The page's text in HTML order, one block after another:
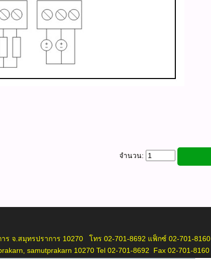
จำนวน:
มุทรปราการ 10270 โทร 02-701-8692 แฟ็กซ์ 02-701-8160
samutprakarn 10270 Tel 02-701-8692 Fax 02-701-8160